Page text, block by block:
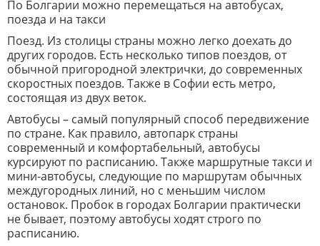
По Болгарии можно перемещаться на автобусах,
поезда и на такси
Поезд. Из столицы страны можно легко доехать до
других городов. Есть несколько типов поездов, от
обычной пригородной электрички, до современных
скоростных поездов. Также в Софии есть метро,
состоящая из двух веток.
Автобусы – самый популярный способ передвижение
по стране. Как правило, автопарк страны
современный и комфортабельный, автобусы
курсируют по расписанию. Также маршрутные такси и
мини-автобусы, следующие по маршрутам обычных
междугородных линий, но с меньшим числом
остановок. Пробок в городах Болгарии практически
не бывает, поэтому автобусы ходят строго по
расписанию.